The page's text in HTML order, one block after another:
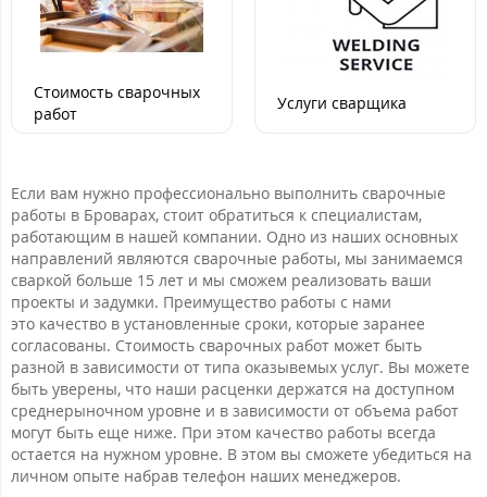
Стоимость сварочных
работ
Услуги сварщика
Если вам нужно профессионально выполнить сварочные
работы в Броварах, стоит обратиться к специалистам,
работающим в нашей компании. Одно из наших основных
направлений являются сварочные работы, мы занимаемся
сваркой больше 15 лет и мы сможем реализовать ваши
проекты и задумки. Преимущество работы с нами
это качество в установленные сроки, которые заранее
согласованы. Стоимость сварочных работ может быть
разной в зависимости от типа оказывемых услуг. Вы можете
быть уверены, что наши расценки держатся на доступном
среднерыночном уровне и в зависимости от объема работ
могут быть еще ниже. При этом качество работы всегда
остается на нужном уровне. В этом вы сможете убедиться на
личном опыте набрав телефон наших менеджеров.